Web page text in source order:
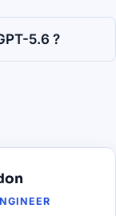
5.6 ?